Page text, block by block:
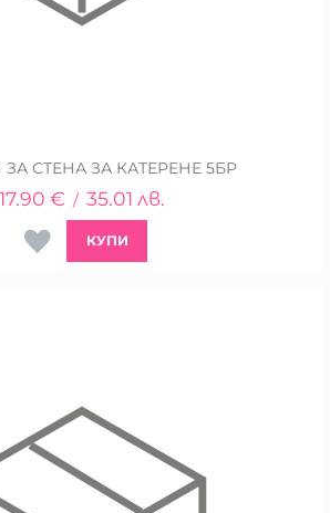
СТЕНА ЗА КАТЕРЕНЕ 5БР
17.90 € / 35.01 лв.
КУПИ